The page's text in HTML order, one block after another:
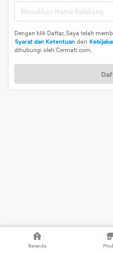
Beranda
Dengan klik Daftar, Saya telah
Syarat dan Ketentuan dan
dihubungi oleh Cermati.com.